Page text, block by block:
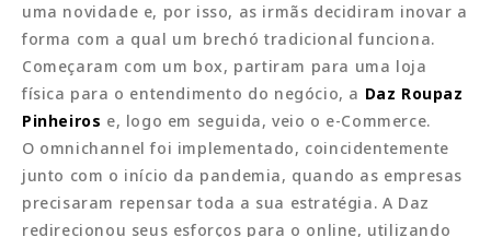
uma novidade e, por isso, as irmãs decidiram inovar a
forma com a qual um brechó tradicional funciona.
Começaram com um box, partiram para uma loja
física para o entendimento do negócio, a Daz Roupaz
Pinheiros e, logo em seguida, veio o e-Commerce.
O omnichannelfoi implementado, coincidentemente
junto com o início da pandemia, quando as empresas
precisaram repensar toda a sua estratégia. A Daz
redirecionou seus esforços para o online, utilizando